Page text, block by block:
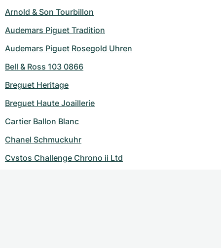
Arnold & Son Tourbillon
Audemars Piguet Tradition
Audemars Piguet Rosegold Uhren
Bell & Ross 103 0866
Breguet Heritage
Breguet Haute Joaillerie
Cartier Ballon Blanc
Chanel Schmuckuhr
Cvstos Challenge Chrono ii Ltd